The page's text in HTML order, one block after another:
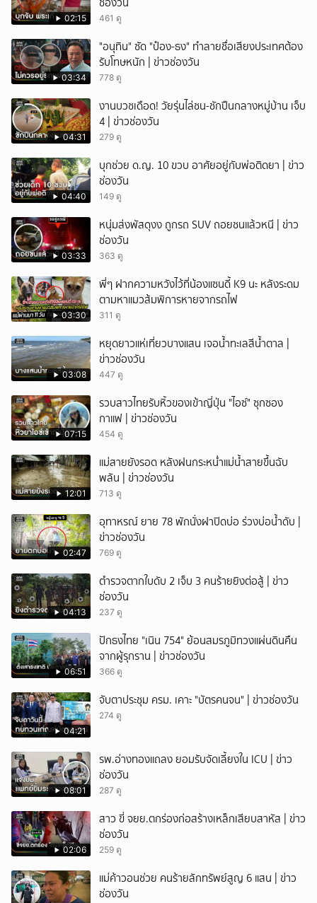
02:15 461 ดู
03:34
"อนุทิน" ซัด "ป๋อง-ธง" ทำลายชื่อเสียงประเทศต้อง
รับโทษหนัก | ข่าวช่องวัน
778 ดู
04:31
งานบวชเดือด! วัยรุ่นไล่ชน-ชักปืนกลางหมู่บ้าน เจ็บ
4 | ข่าวช่องวัน
279 ดู
04:40
บุกช่วย ด.ญ. 10 ขวบ อาศัยอยู่กับพ่อติดยา | ข่าว
ช่องวัน
149 ดู
03:33
หนุ่มส่งพัสดุงง ถูกรถ SUV ถอยชนแล้วหนี | ข่าว
ช่องวัน
363 ดู
03:30
พี่ๆ ฝากความหวังไว้ที่น้องแซนดี้ K9 นะ หลังระดม
ตามหาแมวส้มพิการหายจากรถไฟ
311 ดู
03:08
หยุดยาวแห่เที่ยวบางแสน เจอน้ำทะเลสีน้ำตาล |
ข่าวช่องวัน
447 ดู
07:15
รวบสาวไทยรับหิ้วของเข้าญี่ปุ่น "ไอซ์" ซุกซอง
กาแฟ | ข่าวช่องวัน
454 ดู
12:01
แม่สายยังรอด หลังฝนกระหน่ำแม่น้ำสายขึ้นฉับ
พลัน | ข่าวช่องวัน
713 ดู
02:47
อุทาหรณ์ ยาย 78 พักนั่งฝาปิดบ่อ ร่วงบ่อน้ำดับ |
ข่าวช่องวัน
769 ดู
04:13
ตำรวจตากใบดับ 2 เจ็บ 3 คนร้ายยิงต่อสู้ | ข่าว
ช่องวัน
237 ดู
06:51
ปักธงไทย "เนิน 754" ย้อนสมรภูมิทวงแผ่นดินคืน
จากผู้รุกราน | ข่าวช่องวัน
366 ดู
04:21
จับตาประชุม ครม. เคาะ "บัตรคนจน" | ข่าวช่องวัน
274 ดู
08:01
รพ.อ่างทองแถลง ยอมรับจัดเลี้ยงใน ICU | ข่าว
ช่องวัน
287 ดู
02:06
สาว ขี่ จยย.ตกร่องก่อสร้างเหล็กเสียบสาหัส | ข่าว
ช่องวัน
259 ดู
แม่ค้าวอนช่วย คนร้ายลักทรัพย์สูญ 6 แสน | ข่าว
ช่องวัน
ยกเลิก